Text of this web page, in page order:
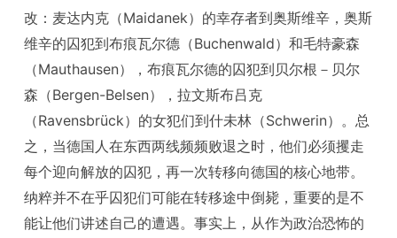
改：麦达内克（Maidanek）的幸存者到奥斯维辛，奥斯
维辛的囚犯到布痕瓦尔德（Buchenwald）和毛特豪森
（Mauthausen），布痕瓦尔德的囚犯到贝尔根－贝尔
森（Bergen-Belsen），拉文斯布吕克
（Ravensbrück）的女犯们到什未林（Schwerin）。总
之，当德国人在东西两线频频败退之时，他们必须攫走
每个迎向解放的囚犯，再一次转移向德国的核心地带。
纳粹并不在乎囚犯们可能在转移途中倒毙，重要的是不
能让他们讲述自己的遭遇。事实上，从作为政治恐怖的